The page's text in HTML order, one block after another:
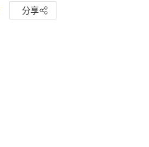
分享